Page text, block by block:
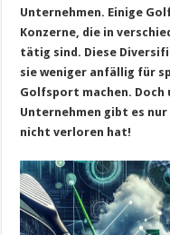
Unternehmen. Einige
Konzerne, die in
tätig sind. Diese
sie weniger anfällig für
Golfsport machen.
Unternehmen gibt es nur
nicht verloren hat!